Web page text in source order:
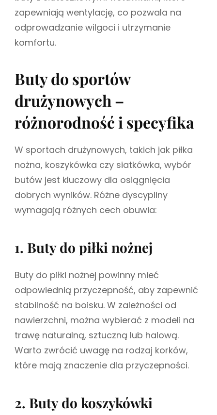
zapewniają wentylację, co pozwala na
odprowadzanie wilgoci i utrzymanie
komfortu.
Buty do sportów
drużynowych –
różnorodność i specyfika
W sportach drużynowych, takich jak piłka
nożna, koszykówka czy siatkówka, wybór
butów jest kluczowy dla osiągnięcia
dobrych wyników. Różne dyscypliny
wymagają różnych cech obuwia:
1. Buty do piłki nożnej
Buty do piłki nożnej powinny mieć
odpowiednią przyczepność, aby zapewnić
stabilność na boisku. W zależności od
nawierzchni, można wybierać z modeli na
trawę naturalną, sztuczną lub halową.
Warto zwrócić uwagę na rodzaj korków,
które mają znaczenie dla przyczepności.
2. Buty do koszykówki